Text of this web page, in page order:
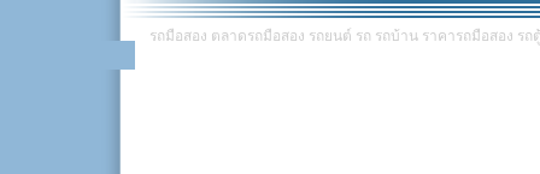
รถมือสอง ตลาดรถมือสอง รถยนต์ รถ รถบ้าน ราคารถมือสอง รถ